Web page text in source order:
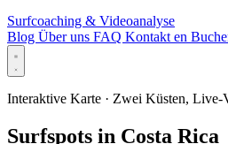
Surfcoaching & Videoanalyse
Blog Über uns FAQ Kontakten
Interaktive Karte · Zwei Küsten, Live-
Surfspots in Costa Rica